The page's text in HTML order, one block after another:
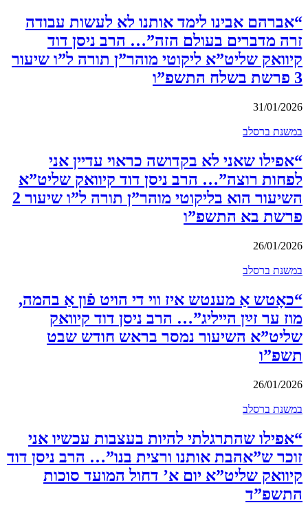
“אברהם אבינו לימד אותנו לא לעשות עבודה
זרה מדברים בעולם הזה”… הרב ניסן דוד
קיוואק שליט”א ליקוטי מוהר”ן תורה ל”ו שיעור
3 פרשת בשלח התשפ”ו
31/01/2026
במשנת ברסלב
“אפילו שאני לא בקדושה כראוי עדיין אני
לפחות רוצה”… הרב ניסן דוד קיוואק שליט”א
השיעור הוא בליקוטי מוהר”ן תורה ל”ו שיעור 2
פרשת בא התשפ”ו
26/01/2026
במשנת ברסלב
“כאָטש אַ מענטש איז ווי די הויט פֿון אַ בהמה,
מוז ער זײַן הייליג”… הרב ניסן דוד קיוואק
שליט”א השיעור נמסר בראש חודש שבט
תשפ”ו
26/01/2026
במשנת ברסלב
“אפילו שהתרגלתי להיות בעצבות עכשיו אני
זוכר ש”אהבת אותנו ורצית בנו”… הרב ניסן דוד
קיוואק שליט”א יום א’ דחול המועד סוכות
התשפ”ד